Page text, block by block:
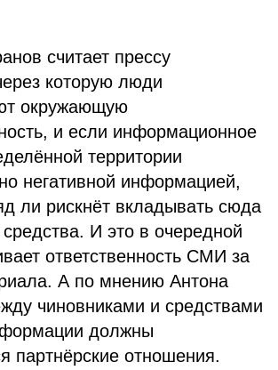
считает прессу
которую люди
окружающую
и если информационное
территории
негативной информацией,
ли рискнёт вкладывать сюда
И это в очередной
ответственность СМИ за
А по мнению Антона
чиновниками и средствами
должны
партнёрские отношения.